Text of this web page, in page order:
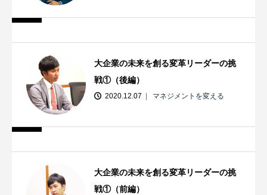
大企業の未来を創る変革リーダーの挑
戦①（後編）
2020.12.07 マネジメントを変える
大企業の未来を創る変革リーダーの挑
戦①（前編）